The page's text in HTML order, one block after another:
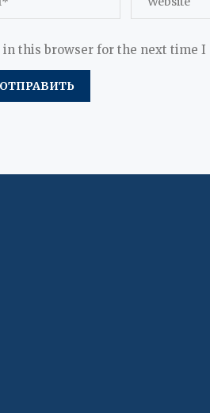
in this browser for the next time I